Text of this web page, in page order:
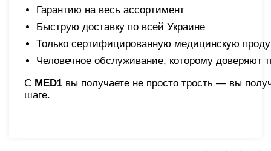
Гарантию на весь ассортимент
Быструю доставку по всей Украине
Только сертифицированную медицинскую
Человечное обслуживание, которому доверяют
С MED1 вы получаете не просто трость — вы
шаге.